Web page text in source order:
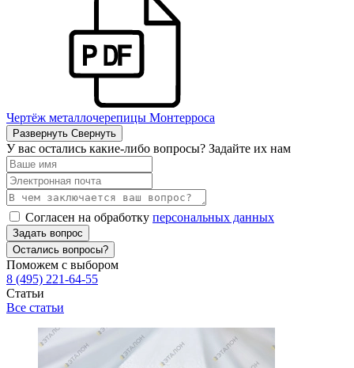
Чертёж металлочерепицы Монтерроса
Развернуть Свернуть
У вас остались какие-либо вопросы? Задайте их нам
Согласен на обработку персональных данных
Задать вопрос
Остались вопросы?
Поможем с выбором
8 (495) 221-64-55
Статьи
Все статьи